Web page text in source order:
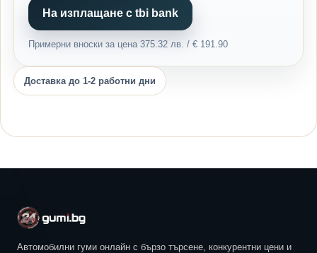
На изплащане с tbi bank
Примерни вноски за цена 375.32 лв. / € 191.90
Доставка до 1-2 работни дни
Автомобилни гуми онлайн с бързо търсене, конкурентни цени и